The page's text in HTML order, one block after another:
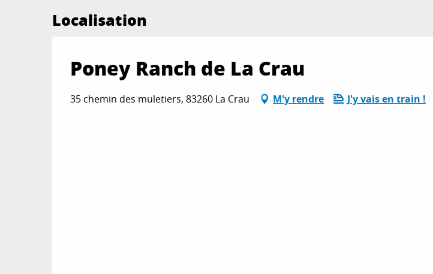
Localisation
Poney Ranch de La Crau
35 chemin des muletiers, 83260 La Crau M'y rendre J'y vais en train !